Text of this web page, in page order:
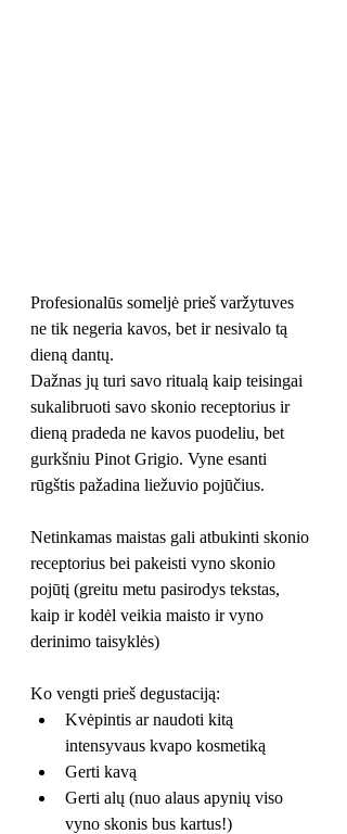
Profesionalūs someljė prieš varžytuves
ne tik negeria kavos, bet ir nesivalo tą
dieną dantų.
Dažnas jų turi savo ritualą kaip teisingai
sukalibruoti savo skonio receptorius ir
dieną pradeda ne kavos puodeliu, bet
gurkšniu Pinot Grigio. Vyne esanti
rūgštis pažadina liežuvio pojūčius.
Netinkamas maistas gali atbukinti skonio
receptorius bei pakeisti vyno skonio
pojūtį (greitu metu pasirodys tekstas,
kaip ir kodėl veikia maisto ir vyno
derinimo taisyklės)
Ko vengti prieš degustaciją:
Kvėpintis ar naudoti kitą
intensyvaus kvapo kosmetiką
Gerti kavą
Gerti alų (nuo alaus apynių viso
vyno skonis bus kartus!)